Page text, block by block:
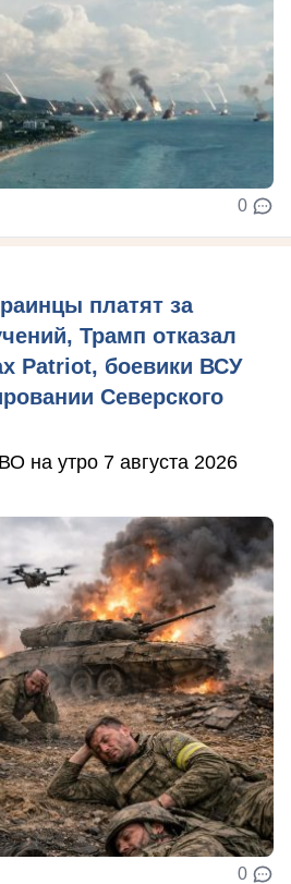
0
платят за
Трамп отказал
Patriot, боевики ВСУ
Северского
на утро 7 августа 2026
0